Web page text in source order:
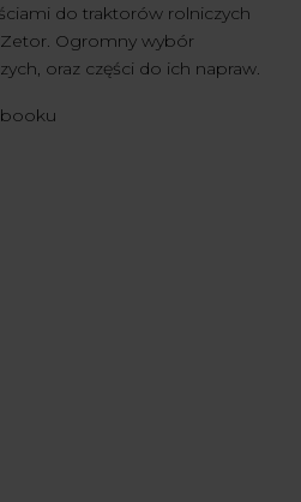
do traktorów rolniczych
Ogromny wybór
oraz części do ich napraw.